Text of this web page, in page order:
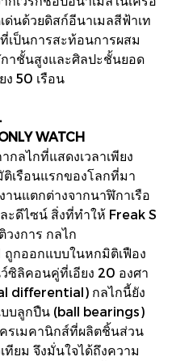
นด้วยดิสก์อีนาเมลสีฟ้าเท
เป็นการสะท้อนการผสม
าชั้นสูงและศิลปะชั้นยอด
ง 50 เรือน
WATCH
ลไกที่แสดงเวลาเพียง
ติเรือนแรกของโลกที่มา
นแตกต่างจากนาฬิกาเรือ
ดีไซน์ สิ่งที่ทำให้ Freak S
งการ กลไก
กออกแบบในหกมิติเฟือง
ซิลิคอนคู่ที่เอียง 20 องศา
differential) กลไกนี้ยัง
บบลูกปืน (ball bearings)
รเมคานิกส์ที่ผลิตชิ้นส่วน
ยม จึงมั่นใจได้ถึงความ